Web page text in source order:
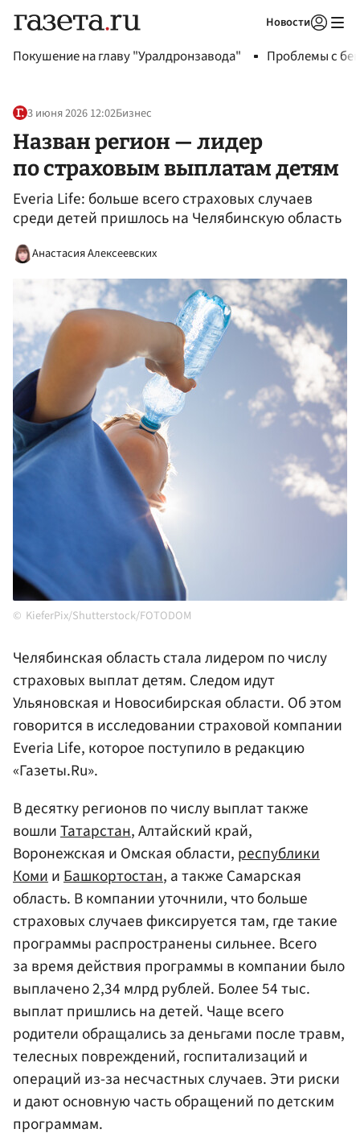
Новости
Покушение на главу "Уралдронзавода" Проблемы с
3 июня 2026 12:02Бизнес
Назван регион — лидер
по страховым выплатам детям
Everia Life: больше всего страховых случаев
среди детей пришлось на Челябинскую область
Анастасия Алексеевских
KieferPix/Shutterstock/FOTODOM
Челябинская область стала лидером по числу
страховых выплат детям. Следом идут
Ульяновская и Новосибирская области. Об этом
говорится в исследовании страховой компании
Everia Life, которое поступило в редакцию
«Газеты.Ru».
В десятку регионов по числу выплат также
вошлиТатарстан, Алтайский край,
Воронежская и Омская области, республики
КомииБашкортостан, а также Самарская
область. В компании уточнили, что больше
страховых случаев фиксируется там, где такие
программы распространены сильнее. Всего
за время действия программы в компании было
выплачено 2,34 млрд рублей. Более 54 тыс.
выплат пришлись на детей. Чаще всего
родители обращались за деньгами после травм,
телесных повреждений, госпитализаций и
операций из-за несчастных случаев. Эти риски
и дают основную часть обращений по детским
программам.